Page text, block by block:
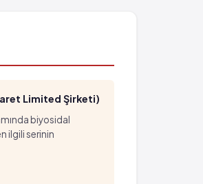
Limited Şirketi)
biyosidal
ilgili serinin